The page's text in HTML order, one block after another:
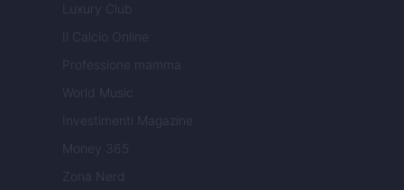
Luxury Club
Il Calcio Online
Professione mamma
World Music
Investimenti Magazine
Money 365
Zona Nerd